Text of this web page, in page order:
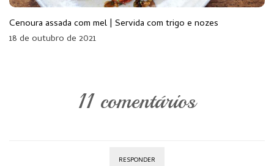
Cenoura assada com mel | Servida com trigo e nozes
18 de outubro de 2021
11 comentários
RESPONDER